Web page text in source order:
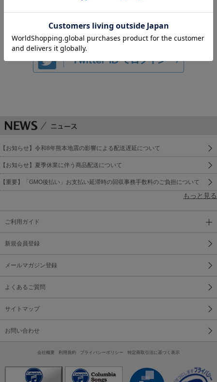
【お知らせ】令和8年熊本地震の影響による配送遅延について
【お知らせ】夏季休業に伴う商品配送について
【重要】「GMO後払い」お支払い延滞時の回収事務手数料のご負担について
もっと見る
ご利用ガイド
新規会員登録
メールマガジン登録
よくあるご質問
サイトマップ
お問い合わせ
会社概要 利用規約 プライバシーポリシー 特定商取引法に基づく表示